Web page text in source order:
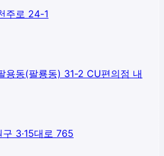
주로 24-1
용동(팔룡동) 31-2 CU편의점 내
3·15대로 765